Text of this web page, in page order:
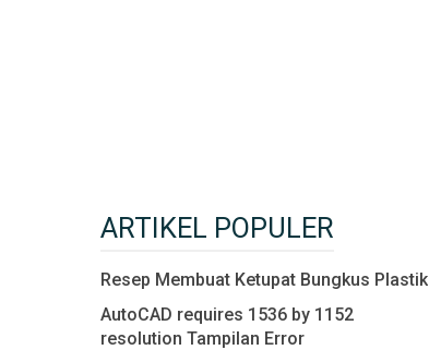
ARTIKEL POPULER
Resep Membuat Ketupat Bungkus Plastik
AutoCAD requires 1536 by 1152
resolution Tampilan Error